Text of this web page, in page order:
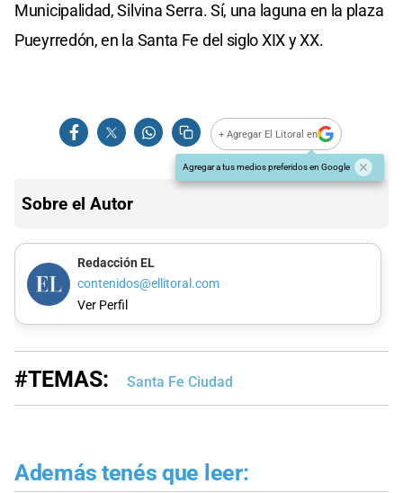
Municipalidad, Silvina Serra. Sí, una laguna en la plaza
Pueyrredón, en la Santa Fe del siglo XIX y XX.
+ Agregar El Litoral en
Agregar a tus medios preferidos en Google
Sobre el Autor
Redacción EL
contenidos@ellitoral.com
Ver Perfil
#TEMAS: Santa Fe Ciudad
Además tenés que leer: